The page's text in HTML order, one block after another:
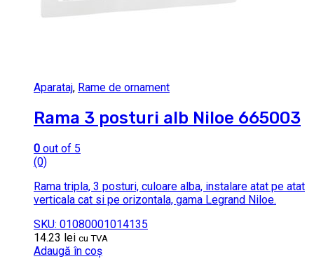
Aparataj, Rame de ornament
Rama 3 posturi alb Niloe 665003
0 out of 5
(0)
Rama tripla, 3 posturi, culoare alba, instalare atat pe atat
verticala cat si pe orizontala, gama Legrand Niloe.
SKU: 01080001014135
14.23 lei cu TVA
Adaugă în coș